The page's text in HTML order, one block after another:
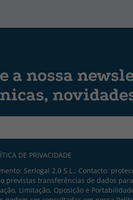
a nossa
DE PRIVACIDADE
Serlogal 2.0 S.L.; Contacto:
previstas transferências de dados
Limitação, Oposição e